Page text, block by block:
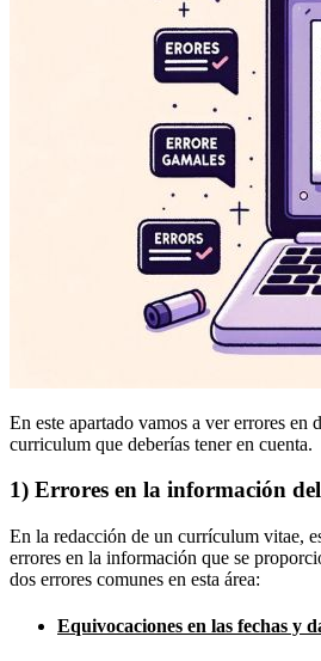
En este apartado vamos a ver errores en
curriculum que deberías tener en cuenta.
1) Errores en la información
En la redacción de un currículum vitae,
errores en la información que se
dos errores comunes en esta área:
Equivocaciones en las fechas y